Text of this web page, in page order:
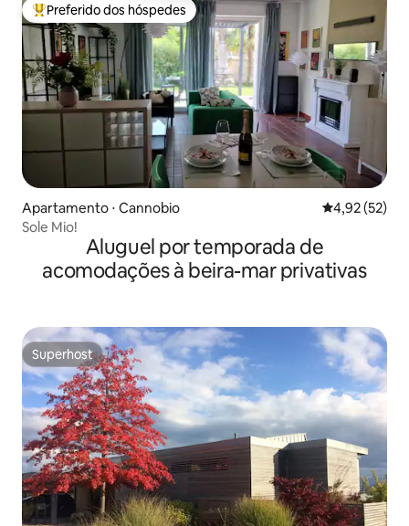
Entre os melhores preferidos dos hóspedes
Preferido dos hóspedes
Apartamento ⋅ Cannobio 4,92 de uma
4,92 (52)
Sole Mio!
Aluguel por temporada de
acomodações à beira-mar privativas
Superhost
Superhost